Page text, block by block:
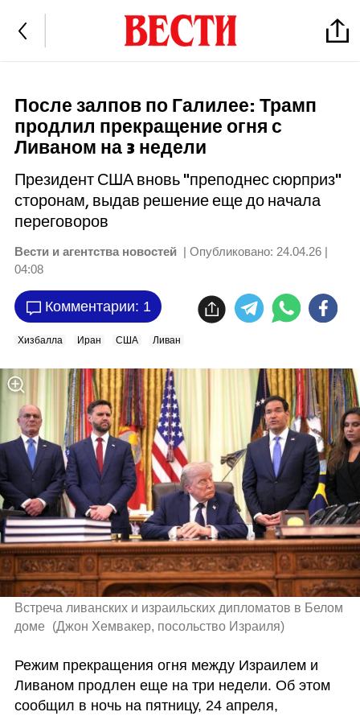
После залпов по Галилее: Трамп
продлил прекращение огня с
Ливаном на 3 недели
Президент США вновь "преподнес сюрприз"
сторонам, выдав решение еще до начала
переговоров
Вести и агентства новостей | Опубликовано: 24.04.26 |
04:08
Комментарии: 1
Хизбалла Иран США Ливан
Встреча ливанских и израильских дипломатов в Белом
доме
(Джон Хемвакер, посольство Израиля)
Режим прекращения огня между Израилем и
Ливаном продлен еще на три недели. Об этом
сообщил в ночь на пятницу, 24 апреля,